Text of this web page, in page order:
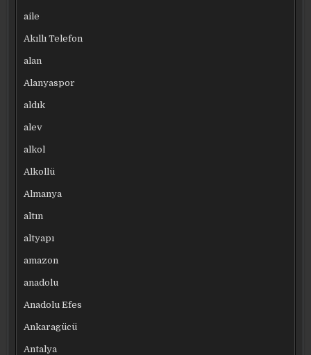
aile
Akıllı Telefon
alan
Alanyaspor
aldık
alev
alkol
Alkollü
Almanya
altın
altyapı
amazon
anadolu
Anadolu Efes
Ankaragücü
Antalya